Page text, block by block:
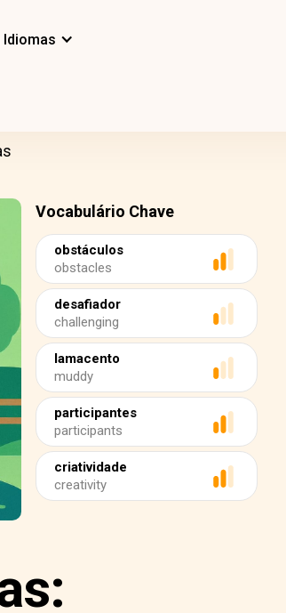
Idiomas
Vocabulário Chave
obstáculos
obstacles
desafiador
challenging
lamacento
muddy
participantes
participants
criatividade
creativity